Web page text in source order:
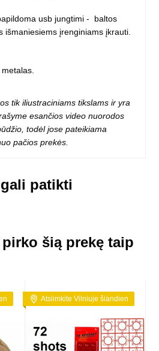
usb jungtimi - baltos
išmaniesiems įrenginiams įkrauti.
tik iliustraciniams tikslams ir yra
esančios video nuorodos
todėl jose pateikiama
pačios prekės.
patikti
šią prekę taip
Atsiimkite Vilniuje šiandien